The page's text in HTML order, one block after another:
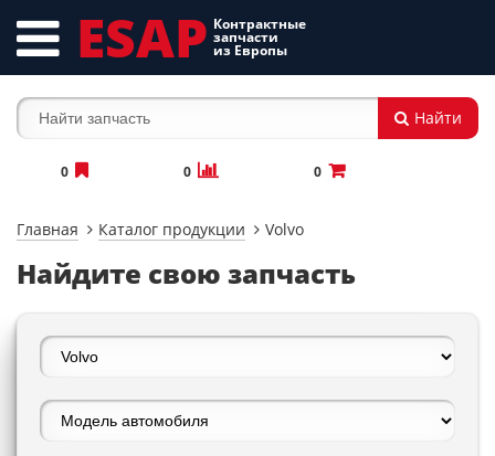
ESAP Контрактные
запчасти
из Европы
Найти
0 0 0
Главная Каталог продукции Volvo
Найдите свою запчасть